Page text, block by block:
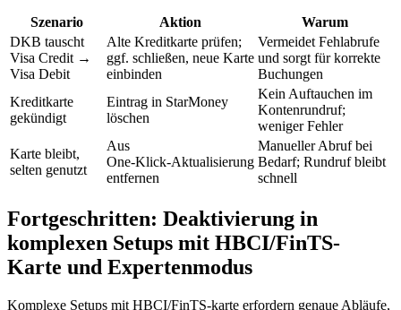
Szenario Aktion
Warum
DKB tauscht
Visa Credit →
Visa Debit
Alte Kreditkarte prüfen;
ggf. schließen, neue Karte
einbinden
Vermeidet Fehlabrufe
und sorgt für korrekte
Buchungen
Kreditkarte
gekündigt
Eintrag in StarMoney
löschen
Kein Auftauchen im
Kontenrundruf;
weniger Fehler
Karte bleibt,
selten genutzt
Aus
One‑Klick‑Aktualisierung
entfernen
Manueller Abruf bei
Bedarf; Rundruf bleibt
schnell
Fortgeschritten: Deaktivierung in
komplexen Setups mit HBCI/FinTS-
Karte und Expertenmodus
Komplexe Setups mit HBCI/FinTS‑karte erfordern genaue Abläufe,